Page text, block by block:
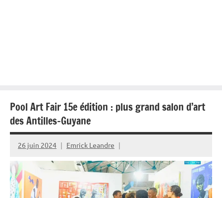
Pool Art Fair 15e édition : plus grand salon d’art
des Antilles-Guyane
26 juin 2024 Emrick Leandre